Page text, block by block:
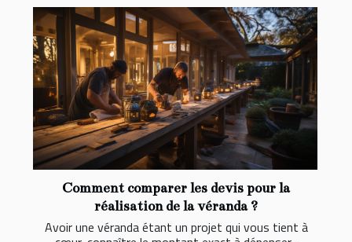
Comment comparer les devis pour la
réalisation de la véranda ?
Avoir une véranda étant un projet qui vous tient à